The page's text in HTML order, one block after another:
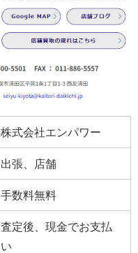
株式会社エンパワー
出張、店舗
手数料無料
査定後、現金でお支払
い